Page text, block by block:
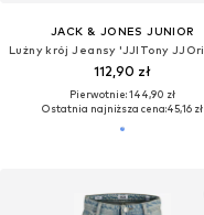
JACK & JONES JUNIOR
112,90 zł
Pierwotnie: 144,90 zł
Ostatnia najniższa cena:45,16 zł